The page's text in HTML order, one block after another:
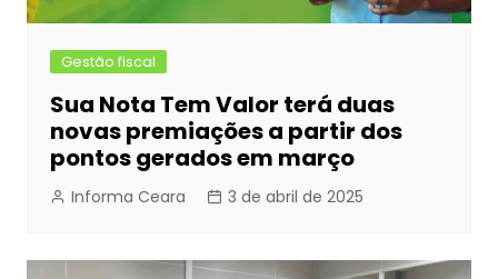
Gestão fiscal
Sua Nota Tem Valor terá duas
novas premiações a partir dos
pontos gerados em março
Informa Ceara 3 de abril de 2025